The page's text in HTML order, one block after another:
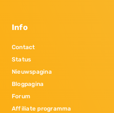
Info
Contact
Status
Nieuwspagina
Blogpagina
Forum
Affiliate programma